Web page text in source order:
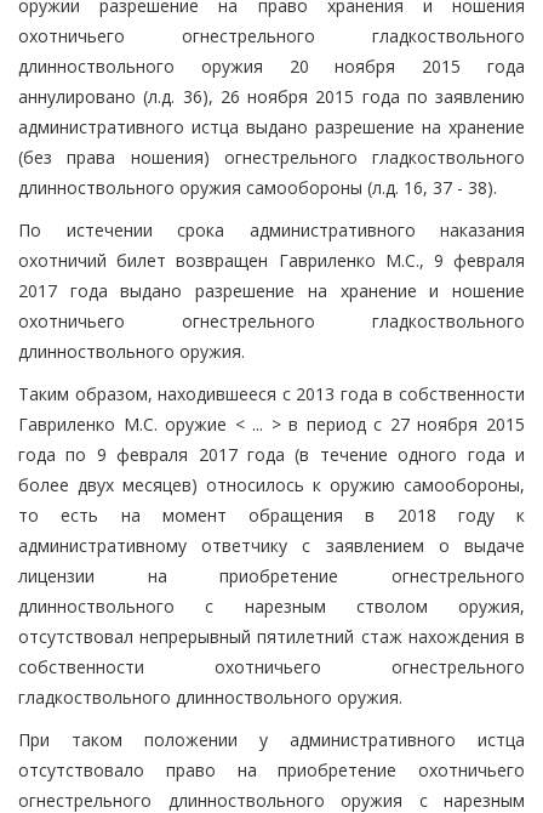
оружии разрешение на право хранения и ношения
охотничьего огнестрельного гладкоствольного
длинноствольного оружия 20 ноября 2015 года
аннулировано (л.д. 36), 26 ноября 2015 года по заявлению
административного истца выдано разрешение на хранение
(без права ношения) огнестрельного гладкоствольного
длинноствольного оружия самообороны (л.д. 16, 37 - 38).
По истечении срока административного наказания
охотничий билет возвращен Гавриленко М.С., 9 февраля
2017 года выдано разрешение на хранение и ношение
охотничьего огнестрельного гладкоствольного
длинноствольного оружия.
Таким образом, находившееся с 2013 года в собственности
Гавриленко М.С. оружие < ... > в период с 27 ноября 2015
года по 9 февраля 2017 года (в течение одного года и
более двух месяцев) относилось к оружию самообороны,
то есть на момент обращения в 2018 году к
административному ответчику с заявлением о выдаче
лицензии на приобретение огнестрельного
длинноствольного с нарезным стволом оружия,
отсутствовал непрерывный пятилетний стаж нахождения в
собственности охотничьего огнестрельного
гладкоствольного длинноствольного оружия.
При таком положении у административного истца
отсутствовало право на приобретение охотничьего
огнестрельного длинноствольного оружия с нарезным